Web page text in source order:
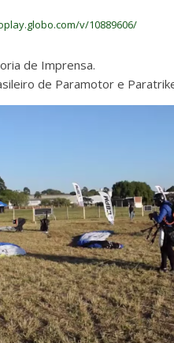
v/10889606/
de Imprensa.
de Paramotor e